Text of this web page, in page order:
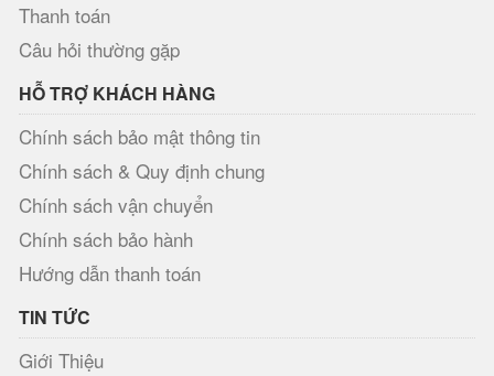
Thanh toán
Câu hỏi thường gặp
HỖ TRỢ KHÁCH HÀNG
Chính sách bảo mật thông tin
Chính sách & Quy định chung
Chính sách vận chuyển
Chính sách bảo hành
Hướng dẫn thanh toán
TIN TỨC
Giới Thiệu